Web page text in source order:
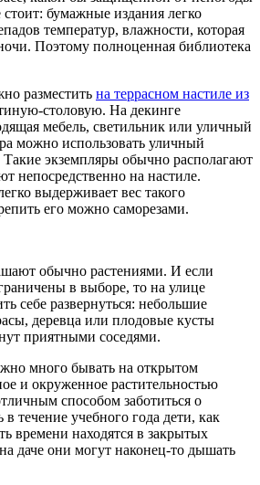
бумажные издания легко
температур, влажности, которая
Поэтому полноценная библиотека
разместить на террасном настиле из
столовую. На декинге
мебель, светильник или уличный
можно использовать уличный
экземпляры обычно располагают
непосредственно на настиле.
выдерживает вес такого
его можно саморезами.
обычно растениями. И если
в выборе, то на улице
себе развернуться: небольшие
деревца или плодовые кусты
приятными соседями.
много бывать на открытом
и окруженное растительностью
способом заботиться о
в течение учебного года дети, как
времени находятся в закрытых
даче они могут наконец-то дышать